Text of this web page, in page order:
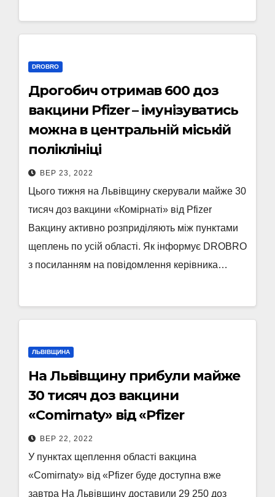
DROBRO
Дрогобич отримав 600 доз
вакцини Pfizer – імунізуватись
можна в центральній міській
поліклініці
ВЕР 23, 2022
Цього тижня на Львівщину скерували майже 30
тисяч доз вакцини «Комірнаті» від Pfizer
Вакцину активно розприділяють між пунктами
щеплень по усій області. Як інформує DROBRO
з посиланням на повідомлення керівника…
ЛЬВІВЩИНА
На Львівщину прибули майже
30 тисяч доз вакцини
«Comirnaty» від «Pfizer
ВЕР 22, 2022
У пунктах щеплення області вакцина
«Comirnaty» від «Pfizer буде доступна вже
завтра На Львівщину доставили 29 250 доз